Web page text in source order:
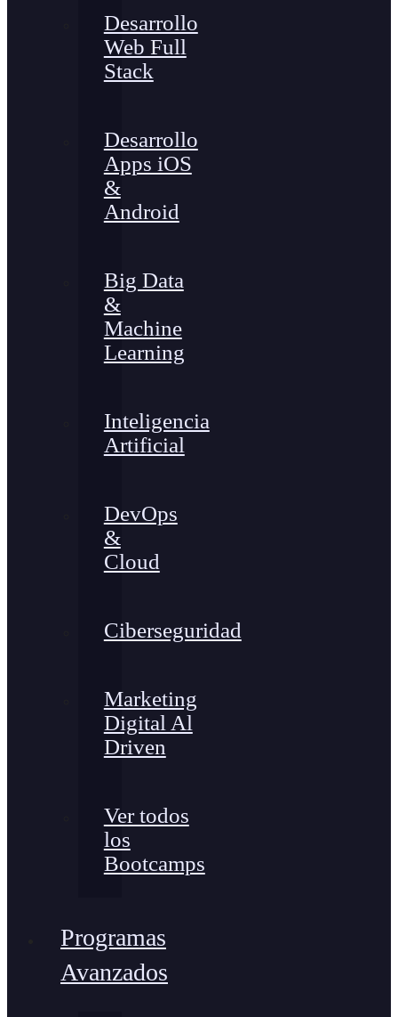
Desarrollo
Web Full
Stack
Desarrollo
Apps iOS
&
Android
Big Data
&
Machine
Learning
Inteligencia
Artificial
DevOps
&
Cloud
Ciberseguridad
Marketing
Digital Al
Driven
Ver todos
los
Bootcamps
Programas
Avanzados